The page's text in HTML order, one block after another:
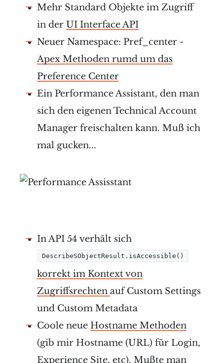
Mehr Standard Objekte im Zugriff
in der UI Interface API
Neuer Namespace: Pref_center -
Apex Methoden rumd um das
Preference Center
Ein Performance Assistant, den man
sich den eigenen Technical Account
Manager freischalten kann. Muß ich
mal gucken...
In API 54 verhält sich
DescribeSObjectResult.isAccessible()
korrekt im Kontext von
Zugriffsrechten auf Custom Settings
und Custom Metadata
Coole neue Hostname Methoden
(gib mir Hostname (URL) für Login,
Experience Site, etc). Mußte man